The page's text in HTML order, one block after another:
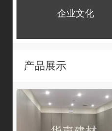
企业文化
产品展示